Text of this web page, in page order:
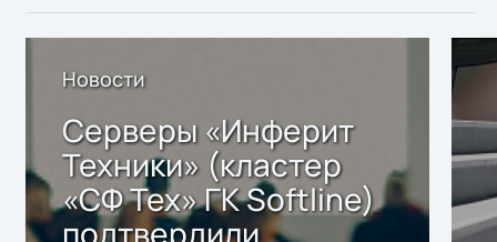
Новости
Серверы «Инферит
Техники» (кластер
«СФ Тех» ГК Softline)
подтвердили